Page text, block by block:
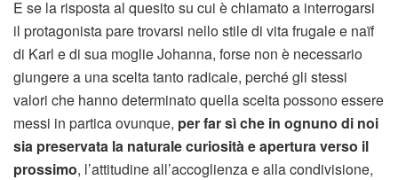
E se la risposta al quesito su cui è chiamato a interrogarsi
il protagonista pare trovarsi nello stile di vita frugale e naïf
di Karl e di sua moglie Johanna, forse non è necessario
giungere a una scelta tanto radicale, perché gli stessi
valori che hanno determinato quella scelta possono essere
messi in partica ovunque, per far sì che in ognuno di noi
sia preservata la naturale curiosità e apertura verso il
prossimo, l’attitudine all’accoglienza e alla condivisione,